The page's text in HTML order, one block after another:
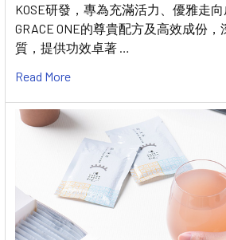
KOSE研發，專為充滿活力、優雅走
GRACE ONE的尊貴配方及高效成份
質，提供功效卓著 …
Read More